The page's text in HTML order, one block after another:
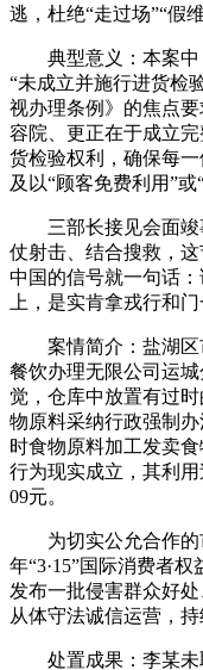
逃，杜绝“走过场”“假
典型意义：本案中
“未成立并施行进货检
视办理条例》的焦点
容院、更正在于成立
货检验权利，确保每
及以“顾客免费利用”或
三部长接见会面竣
仗射击、结合搜救，
中国的信号就一句话
上，是实肯拿戎行和门
案情简介：盐湖区
餐饮办理无限公司运
觉，仓库中放置有过
物原料采纳行政强制
时食物原料加工发卖
行为现实成立，其利用
09元。
为切实公允合作的
年“3·15”国际消费者
发布一批侵害群众好
从体守法诚信运营，
处置成果：李某未